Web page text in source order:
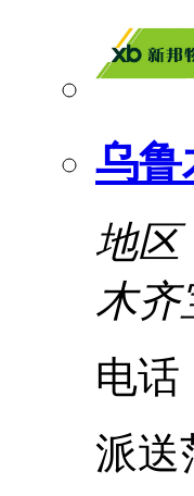
乌鲁
地区
木齐
电话
派送